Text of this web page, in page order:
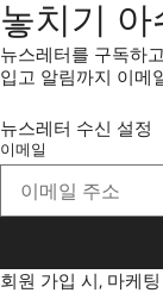
놓치기 아
뉴스레터를 구독하
입고 알림까지 이메
뉴스레터 수신 설정
이메일
회원 가입 시, 마케